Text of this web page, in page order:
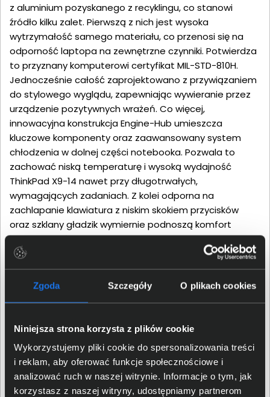
Zgoda Szczegóły O plikach cookies
Niniejsza strona korzysta z plików cookie
Wykorzystujemy pliki cookie do spersonalizowania treści
i reklam, aby oferować funkcje społecznościowe i
analizować ruch w naszej witrynie. Informacje o tym, jak
korzystasz z naszej witryny, udostępniamy partnerom
z aluminium pozyskanego z recyklingu, co stanowi
źródło kilku zalet. Pierwszą z nich jest wysoka
wytrzymałość samego materiału, co przenosi się na
odporność laptopa na zewnętrzne czynniki. Potwierdza
to przyznany komputerowi certyfikat MIL-STD-810H.
Jednocześnie całość zaprojektowano z przywiązaniem
do stylowego wyglądu, zapewniając wywieranie przez
urządzenie pozytywnych wrażeń. Co więcej,
innowacyjna konstrukcja Engine-Hub umieszcza
kluczowe komponenty oraz zaawansowany system
chłodzenia w dolnej części notebooka. Pozwala to
zachować niską temperaturę i wysoką wydajność
ThinkPad X9-14 nawet przy długotrwałych,
wymagających zadaniach. Z kolei odporna na
zachlapanie klawiatura z niskim skokiem przycisków
oraz szklany gładzik wymiernie podnoszą komfort
pisania i obsługi laptopa.